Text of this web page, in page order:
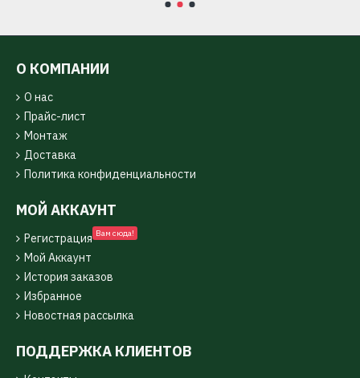
О КОМПАНИИ
О нас
Прайс-лист
Монтаж
Доставка
Политика конфиденциальности
МОЙ АККАУНТ
Регистрация Вам сюда!
Мой Аккаунт
История заказов
Избранное
Новостная рассылка
ПОДДЕРЖКА КЛИЕНТОВ